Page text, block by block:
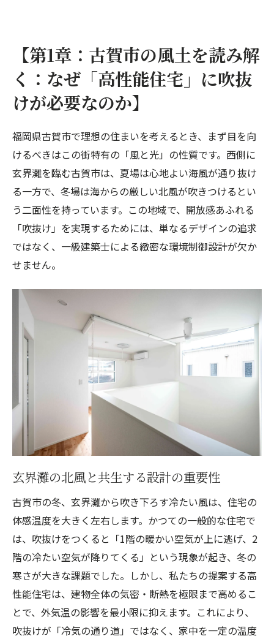
【第1章：古賀市の風土を読み解
く：なぜ「高性能住宅」に吹抜
けが必要なのか】
福岡県古賀市で理想の住まいを考えるとき、まず目を向
けるべきはこの街特有の「風と光」の性質です。西側に
玄界灘を臨む古賀市は、夏場は心地よい海風が通り抜け
る一方で、冬場は海からの厳しい北風が吹きつけるとい
う二面性を持っています。この地域で、開放感あふれる
「吹抜け」を実現するためには、単なるデザインの追求
ではなく、一級建築士による緻密な環境制御設計が欠か
せません。
玄界灘の北風と共生する設計の重要性
古賀市の冬、玄界灘から吹き下ろす冷たい風は、住宅の
体感温度を大きく左右します。かつての一般的な住宅で
は、吹抜けをつくると「1階の暖かい空気が上に逃げ、2
階の冷たい空気が降りてくる」という現象が起き、冬の
寒さが大きな課題でした。しかし、私たちの提案する高
性能住宅は、建物全体の気密・断熱を極限まで高めるこ
とで、外気温の影響を最小限に抑えます。これにより、
吹抜けが「冷気の通り道」ではなく、家中を一定の温度